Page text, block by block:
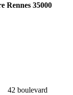
Rennes 35000
42 boulevard